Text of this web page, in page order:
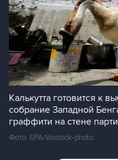
Калькутта готовится к
собрание Западной
граффити на стене
Фото: EPA/Vostock-photo